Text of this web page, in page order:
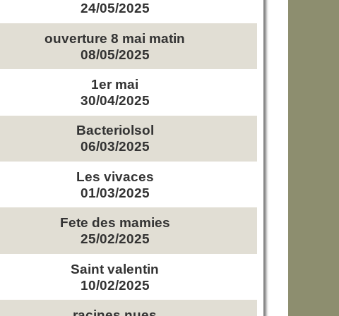
24/05/2025
ouverture 8 mai matin
08/05/2025
1er mai
30/04/2025
Bacteriolsol
06/03/2025
Les vivaces
01/03/2025
Fete des mamies
25/02/2025
Saint valentin
10/02/2025